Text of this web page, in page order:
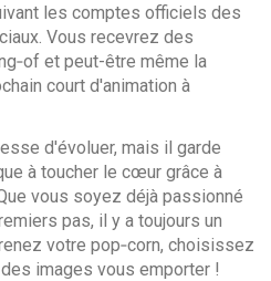
les comptes officiels des
Vous recevrez des
et peut-être même la
court d'animation à
d'évoluer, mais il garde
à toucher le cœur grâce à
vous soyez déjà passionné
pas, il y a toujours un
votre pop‑corn, choisissez
images vous emporter !